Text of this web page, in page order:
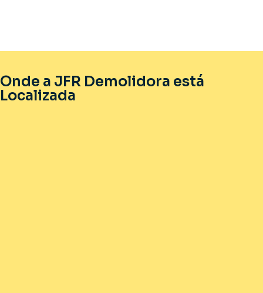
Onde a JFR Demolidora está
Localizada